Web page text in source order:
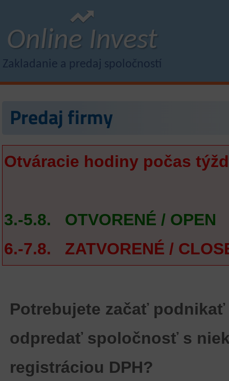
Online Invest
Zakladanie a predaj spoločností
Predaj firmy
Otváracie hodiny počas
3.-5.8. OTVORENÉ / OPEN
6.-7.8. ZATVORENÉ /
Potrebujete začať podnikať
odpredať spoločnosť s
registráciou DPH?